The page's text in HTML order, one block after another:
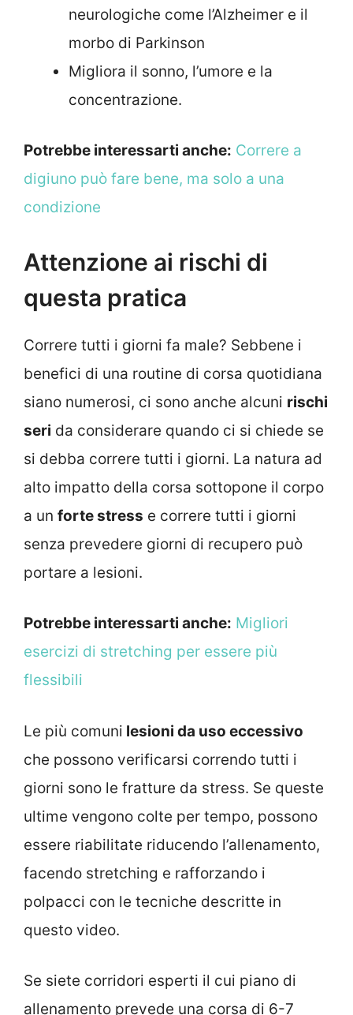
neurologiche come l’Alzheimer e il
morbo di Parkinson
Migliora il sonno, l’umore e la
concentrazione.
Potrebbe interessarti anche: Correre a
digiuno può fare bene, ma solo a una
condizione
Attenzione ai rischi di
questa pratica
Correre tutti i giorni fa male? Sebbene i
benefici di una routine di corsa quotidiana
siano numerosi, ci sono anche alcuni rischi
seri da considerare quando ci si chiede se
si debba correre tutti i giorni. La natura ad
alto impatto della corsa sottopone il corpo
a un forte stress e correre tutti i giorni
senza prevedere giorni di recupero può
portare a lesioni.
Potrebbe interessarti anche: Migliori
esercizi di stretching per essere più
flessibili
Le più comuni lesioni da uso eccessivo
che possono verificarsi correndo tutti i
giorni sono le fratture da stress. Se queste
ultime vengono colte per tempo, possono
essere riabilitate riducendo l’allenamento,
facendo stretching e rafforzando i
polpacci con le tecniche descritte in
questo video.
Se siete corridori esperti il cui piano di
allenamento prevede una corsa di 6-7